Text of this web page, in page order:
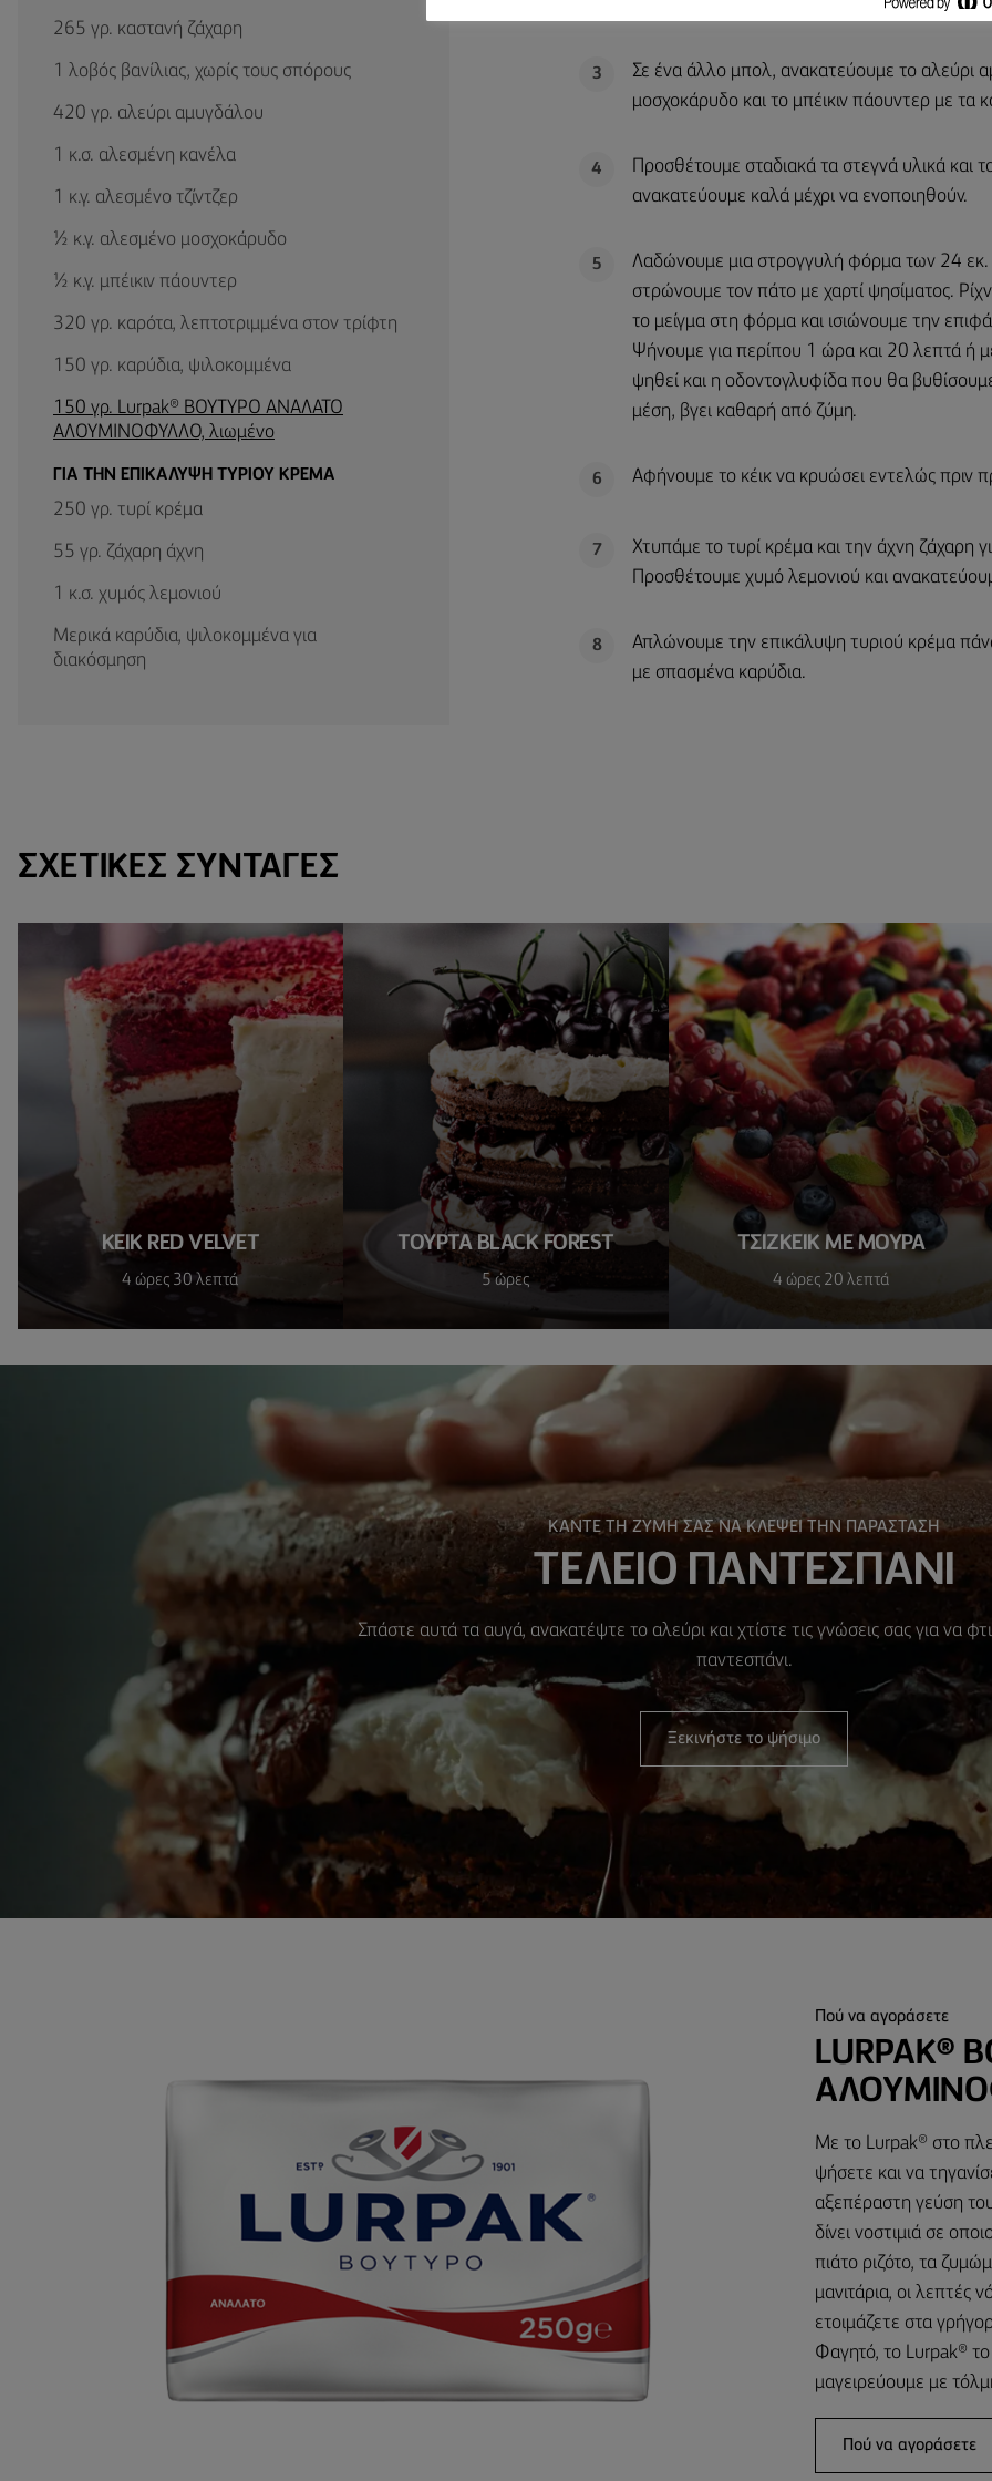
265 γρ. καστανή ζάχαρη
1 λοβός βανίλιας, χωρίς τους σπόρους
420 γρ. αλεύρι αμυγδάλου
1 κ.σ. αλεσμένη κανέλα
1 κ.γ. αλεσμένο τζίντζερ
½ κ.γ. αλεσμένο μοσχοκάρυδο
½ κ.γ. μπέικιν πάουντερ
320 γρ. καρότα, λεπτοτριμμένα στον τρίφτη
150 γρ. καρύδια, ψιλοκομμένα
150 γρ. Lurpak® BΟΥΤΥΡΟ ΑΝΑΛΑΤΟ
ΑΛΟΥΜΙΝΟΦΥΛΛΟ, λιωμένο
ΓΙΑ ΤΗΝ ΕΠΙΚΑΛΥΨΗ ΤΥΡΙΟΥ ΚΡΕΜΑ
250 γρ. τυρί κρέμα
55 γρ. ζάχαρη άχνη
1 κ.σ. χυμός λεμονιού
Μερικά καρύδια, ψιλοκομμένα για
διακόσμηση
3
Σε ένα άλλο μπολ, ανακατεύουμε το αλεύρι
μοσχοκάρυδο και το μπέικιν πάουντερ με τα
4
Προσθέτουμε σταδιακά τα στεγνά υλικά και
ανακατεύουμε καλά μέχρι να ενοποιηθούν.
5
Λαδώνουμε μια στρογγυλή φόρμα των 24 εκ.
στρώνουμε τον πάτο με χαρτί ψησίματος.
το μείγμα στη φόρμα και ισιώνουμε την
Ψήνουμε για περίπου 1 ώρα και 20 λεπτά ή
ψηθεί και η οδοντογλυφίδα που θα
μέση, βγει καθαρή από ζύμη.
6 Αφήνουμε το κέικ να κρυώσει εντελώς πριν
7
Χτυπάμε το τυρί κρέμα και την άχνη ζάχαρη
Προσθέτουμε χυμό λεμονιού και
8
Απλώνουμε την επικάλυψη τυριού κρέμα
με σπασμένα καρύδια.
ΣΧΕΤΙΚΈΣ ΣΥΝΤΑΓΈΣ
ΚΕΙΚ RED VELVET
4 ώρες 30 λεπτά
ΤΟΥΡΤΑ BLACK FOREST
5 ώρες
ΤΣΙΖΚΕΙΚ ΜΕ ΜΟΥΡΑ
4 ώρες 20 λεπτά
ΚΑΝΤΕ ΤΗ ΖΥΜΗ ΣΑΣ ΝΑ ΚΛΕΨΕΙ ΤΗΝ ΠΑΡΑΣΤΑΣΗ
ΤΕΛΕΙΟ ΠΑΝΤΕΣΠΑΝΙ
Σπάστε αυτά τα αυγά, ανακατέψτε το αλεύρι και χτίστε τις γνώσεις σας για να
παντεσπάνι.
Ξεκινήστε το ψήσιμο
Πού να αγοράσετε
LURPAK®
Με το Lurpak® στο
ψήσετε και να
αξεπέραστη γεύση
δίνει νοστιμιά σε
πιάτο ριζότο, τα
μανιτάρια, οι λεπτές
ετοιμάζετε στα
Φαγητό, το Lurpak®
μαγειρεύουμε με
Πού να αγοράσετε